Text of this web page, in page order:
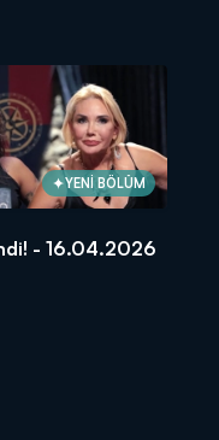
YENİ BÖLÜM
- 16.04.2026